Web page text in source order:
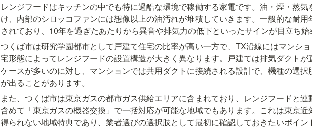
レンジフードはキッチンの中でも特に過酷な環境で稼働する家電です。油・煙・蒸
け、内部のシロッコファンには想像以上の油汚れが堆積していきます。一般的な耐用
されており、10年を過ぎたあたりから異音や排気力の低下といったサインが目立ち始
つくば市は研究学園都市として戸建て住宅の比率が高い一方で、TX沿線にはマンシ
宅形態によってレンジフードの設置構造が大きく異なります。戸建ては排気ダクトが
ケースが多いのに対し、マンションでは共用ダクトに接続される設計で、機種の選択
が出ることがあります。
また、つくば市は東京ガスの都市ガス供給エリアに含まれており、レンジフードと連
含めて「東京ガスの機器交換」で一括対応が可能な地域でもあります。これは東京
得られない地域特典であり、業者選びの選択肢として最初に確認しておきたいポイン